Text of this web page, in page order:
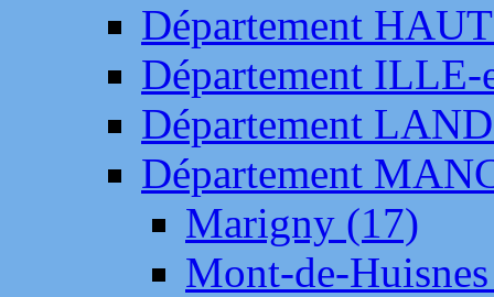
Département
Département
Département
Département
Marigny (17)
Mont-de-